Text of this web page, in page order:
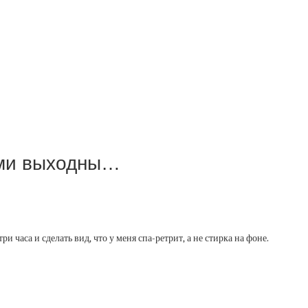
выходны…
часа и сделать вид, что у меня спа-ретрит, а не стирка на фоне.